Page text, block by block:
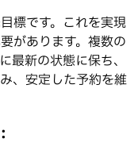
標です。これを実現
があります。複数の
最新の状態に保ち、
、安定した予約を維